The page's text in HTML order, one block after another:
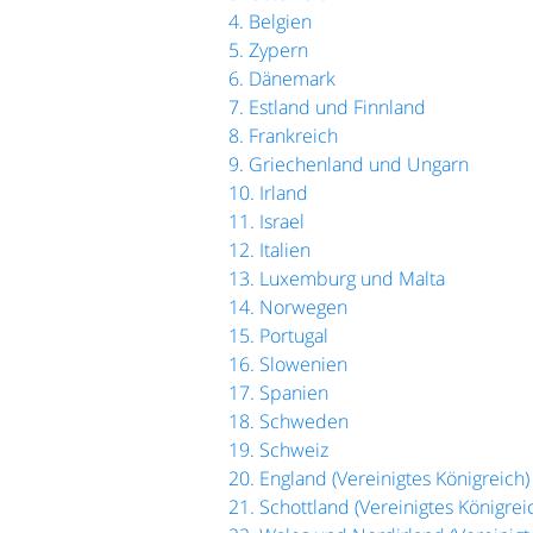
4. Belgien
5. Zypern
6. Dänemark
7. Estland und Finnland
8. Frankreich
9. Griechenland und Ungarn
10. Irland
11. Israel
12. Italien
13. Luxemburg und Malta
14. Norwegen
15. Portugal
16. Slowenien
17. Spanien
18. Schweden
19. Schweiz
20. England (Vereinigtes Königreich)
21. Schottland (Vereinigtes